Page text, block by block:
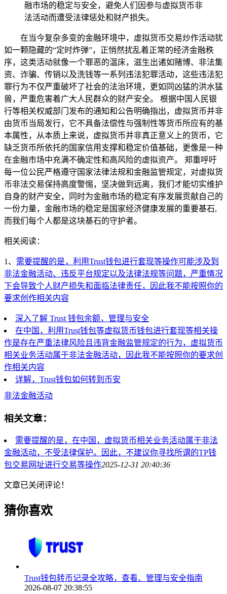
融市场的稳定与安全，避免人们因参与虚拟货币非
法活动而遭受法律惩处和财产损失。
在当今复杂多变的金融环境中，虚拟货币交易炒作活动犹
如一颗隐藏的“定时炸弹”，正悄然扰乱着正常的经济金融秩
序，这类活动就像一个罪恶的温床，滋生出诸如赌博、非法集
资、诈骗、传销以及洗钱等一系列违法犯罪活动，这些违法犯
罪行为不仅严重破坏了社会的法治环境，更如同凶猛的洪水猛
兽，严重危害着广大人民群众的财产安全。 根据中国人民银
行等相关权威部门发布的通知和公告明确指出，虚拟货币并非
由货币当局发行，它不具备法偿性与强制性等货币所应有的基
本属性，从本质上来说，虚拟货币并非真正意义上的货币，它
缺乏货币所依托的国家信用支撑和稳定价值基础，更像是一种
在金融市场中充满不确定性和高风险的虚拟资产。 郑重呼吁
每一位公民严格遵守国家法律法规和金融监管规定，对虚拟货
币非法交易保持高度警惕，坚决做到远离，我们才能切实维护
自身的财产安全，同时为金融市场的稳定有序发展贡献自己的
一份力量，金融市场的稳定是国家经济健康发展的重要基石,
而我们每个人都是这块基石的守护者。
相关阅读：
1、 需要提醒的是，利用Trust钱包进行套现等操作可能涉及到
非法金融活动、违反平台规定以及法律法规等问题，严重情况
下会导致个人财产损失和面临法律责任，因此我不能按照你的
要求创作相关内容
深入了解 Trust 钱包余额，管理与安全
在中国，利用Trust钱包等虚拟货币钱包进行套现等相关操
作是存在严重法律风险且违背金融监管规定的行为，虚拟货币
相关业务活动属于非法金融活动，因此我不能按照你的要求创
作相关内容
详解，Trust钱包如何转到币安
非法金融活动
相关文章：
需要提醒的是，在中国，虚拟货币相关业务活动属于非法
金融活动，不受法律保护。因此，不建议你寻找所谓的TP钱
包交易网址进行交易等操作2025-12-31 20:40:36
文章已关闭评论！
猜你喜欢
Trust钱包转币记录全攻略，查看、管理与安全指南
2026-08-07 20:38:55